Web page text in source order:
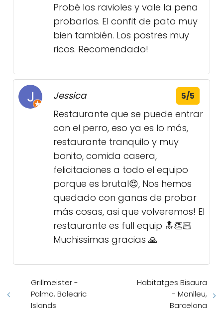
Probé los ravioles y vale la pena
probarlos. El confit de pato muy
bien también. Los postres muy
ricos. Recomendado!
Jessica 5/5
Restaurante que se puede entrar
con el perro, eso ya es lo más,
restaurante tranquilo y muy
bonito, comida casera,
felicitaciones a todo el equipo
porque es brutal😍, Nos hemos
quedado con ganas de probar
más cosas, asi que volveremos! El
restaurante es full equip 🔝👏🏻
Muchissimas gracias 🙏
Grillmeister -
Palma, Balearic
Islands
Habitatges Bisaura
- Manlleu,
Barcelona